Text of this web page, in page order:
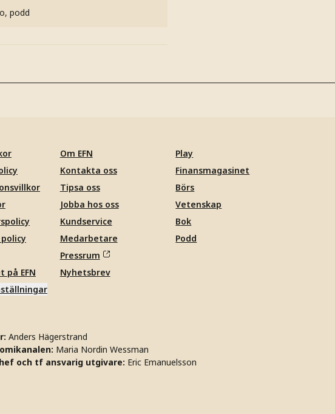
podd
på EFN
Om EFN
Kontakta oss
Tipsa oss
Jobba hos oss
Kundservice
Medarbetare
Pressrum
Nyhetsbrev
Play
Finansmagasinet
Börs
Vetenskap
Bok
Podd
Anders Hägerstrand
Maria Nordin Wessman
och tf ansvarig utgivare: Eric Emanuelsson